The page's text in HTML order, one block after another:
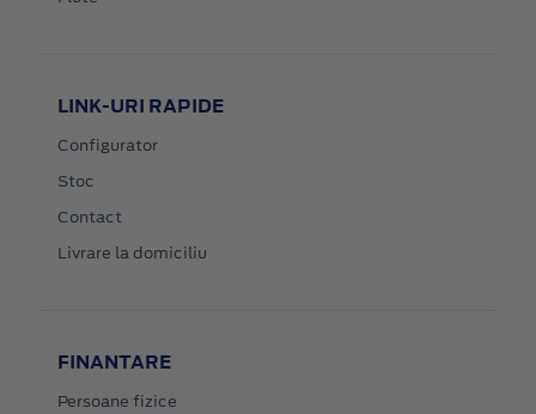
LINK-URI RAPIDE
Configurator
Stoc
Contact
Livrare la domiciliu
FINANTARE
Persoane fizice